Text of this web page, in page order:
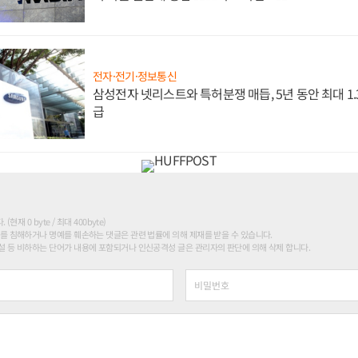
전자·전기·정보통신
삼성전자 넷리스트와 특허분쟁 매듭, 5년 동안 최대
급
. (현재 0 byte / 최대 400byte)
침해하거나 명예를 훼손하는 댓글은 관련 법률에 의해 제재를 받을 수 있습니다.
등 비하하는 단어가 내용에 포함되거나 인신공격성 글은 관리자의 판단에 의해 삭제 합니다.